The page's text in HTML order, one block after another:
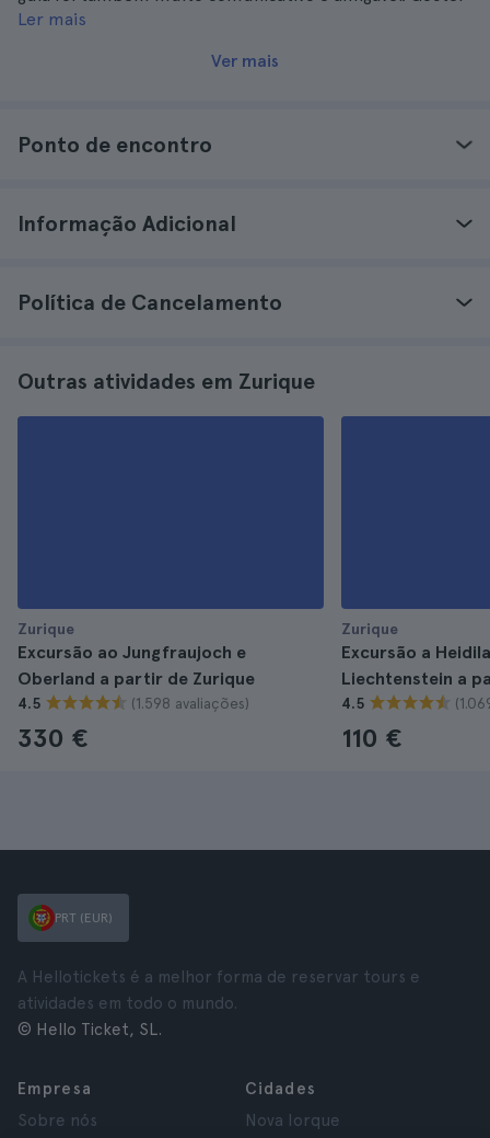
muito do dia! Depois regressei alegremente a Zurique.
Ler mais
Ver mais
Ponto de encontro
Informação Adicional
Política de Cancelamento
Outras atividades em Zurique
Zurique
Excursão ao Jungfraujoch e
Oberland a partir de Zurique
4.5 (1.598 avaliações)
330 €
Zurique
Excursão a
Liechtenstein a
4.5
110 €
PRT (EUR)
A Hellotickets é a melhor forma de reservar tours e
atividades em todo o mundo.
© Hello Ticket, SL.
Empresa
Sobre nós
Cidades
Nova Iorque